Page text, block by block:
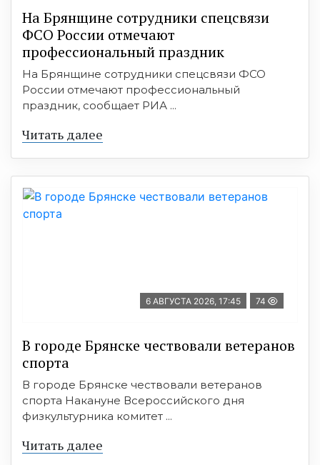
На Брянщине сотрудники спецсвязи
ФСО России отмечают
профессиональный праздник
На Брянщине сотрудники спецсвязи ФСО
России отмечают профессиональный
праздник, сообщает РИА ...
Читать далее
6 АВГУСТА 2026, 17:45 74
В городе Брянске чествовали ветеранов
спорта
В городе Брянске чествовали ветеранов
спорта Накануне Всероссийского дня
физкультурника комитет ...
Читать далее